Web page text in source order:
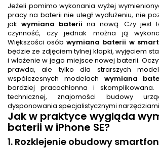
Jeżeli pomimo wykonania wyżej
pracy na baterii nie uległ wydłużeniu, nie
jakwymiana baterii na nową. Czy jest
czynność, czy jednak można ją
Większości osóbwymiana baterii w
będzie ze zdjęciem tylnej klapki, wyjęciem
i włożenie w jego miejsce nowej baterii.
prawda, ale tylko dla strarszych
współczesnych modelach wymiana
bardziej pracochłonna i
technicznej, znajomości budowy
dysponowania specjalistycznymi
Jak w praktyce wygląda
baterii w iPhone SE?
1. Rozklejenie obudowy